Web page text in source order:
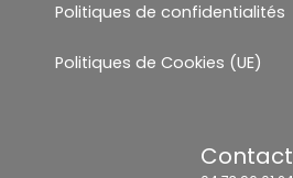
Politiques de confidentialités
Politiques de Cookies (UE)
Contact